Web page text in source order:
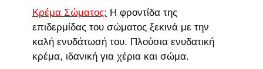
Κρέμα Σώματος: Η φροντίδα της
επιδερμίδας του σώματος ξεκινά με την
καλή ενυδάτωσή του. Πλούσια ενυδατική
κρέμα, ιδανική για χέρια και σώμα.